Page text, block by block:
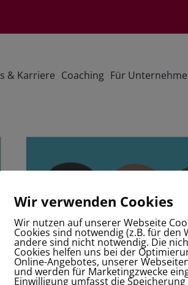
& Karriere Coaching Für
Wir verwenden Cookies
Wir nutzen auf unserer Webseite
Cookies sind notwendig (z.B. für den
andere sind nicht notwendig. Die
Cookies helfen uns bei der
Online-Angebotes, unserer
und werden für Marketingzwecke
Einwilligung umfasst die Speicherung